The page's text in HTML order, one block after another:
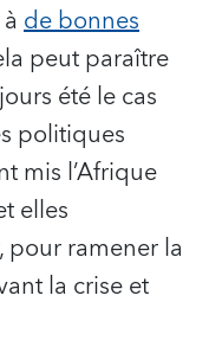
de bonnes
peut paraître
été le cas
politiques
mis l’Afrique
elles
pour ramener la
la crise et